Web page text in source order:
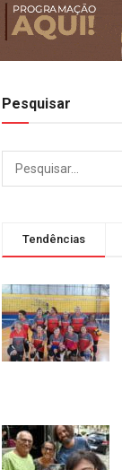
Pesquisar
Tendências